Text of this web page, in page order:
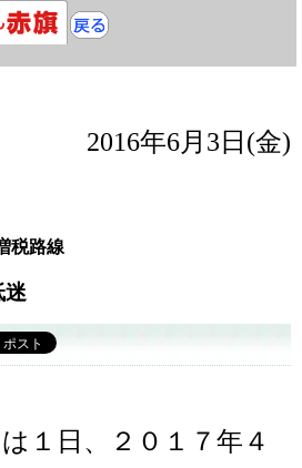
2016年6月3日(金)
税路線
迷
１日、２０１７年４